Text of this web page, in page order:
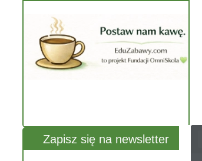
Zapisz się na newsletter